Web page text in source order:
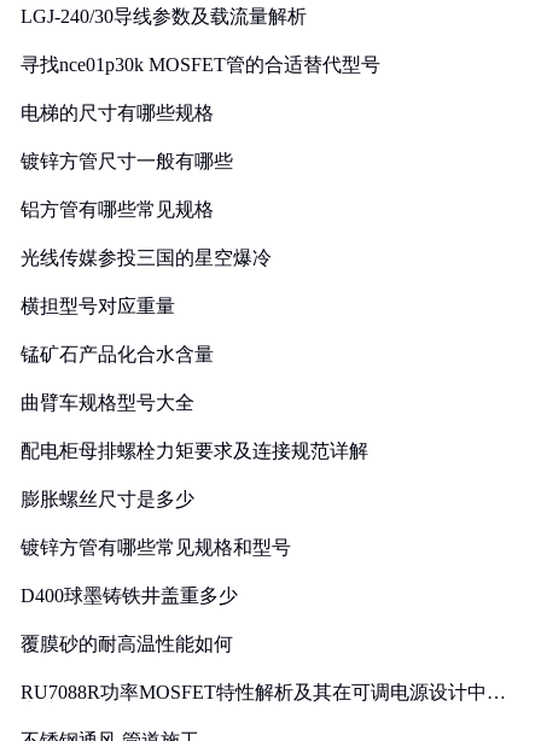
LGJ-240/30导线参数及载流量解析
寻找nce01p30k MOSFET管的合适替代型号
电梯的尺寸有哪些规格
镀锌方管尺寸一般有哪些
铝方管有哪些常见规格
光线传媒参投三国的星空爆冷
横担型号对应重量
锰矿石产品化合水含量
曲臂车规格型号大全
配电柜母排螺栓力矩要求及连接规范详解
膨胀螺丝尺寸是多少
镀锌方管有哪些常见规格和型号
D400球墨铸铁井盖重多少
覆膜砂的耐高温性能如何
RU7088R功率MOSFET特性解析及其在可调电源设计中的